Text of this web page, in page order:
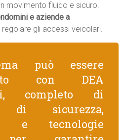
movimento fluido e sicuro.
e aziende a
regolare gli accessi veicolari.
può essere
con DEA
completo di
di sicurezza,
e tecnologie